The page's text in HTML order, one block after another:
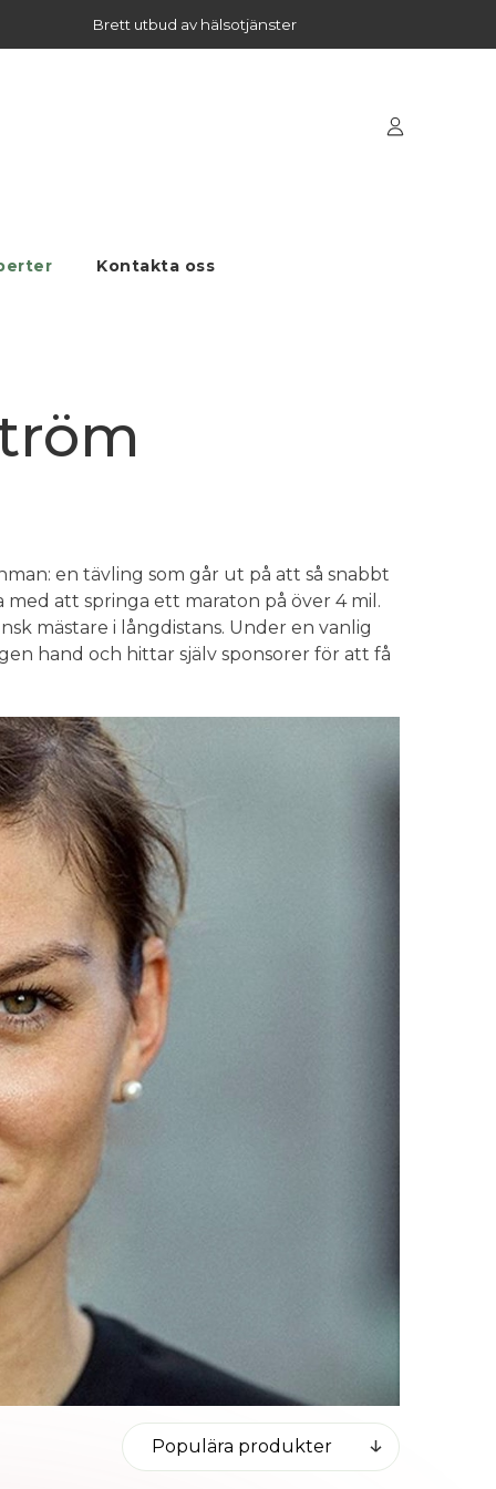
Brett utbud av hälsotjänster
Kontakta oss
en tävling som går ut på att så snabbt
att springa ett maraton på över 4 mil.
mästare i långdistans. Under en vanlig
hand och hittar själv sponsorer för att få